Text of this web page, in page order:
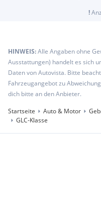
!
HINWEIS:Alle Angaben ohne
Ausstattungen) handelt es sich
Daten von Autovista. Bitte
Fahrzeugangebot zu
dich bitte an den Anbieter.
Startseite
Auto & Motor
GLC-Klasse